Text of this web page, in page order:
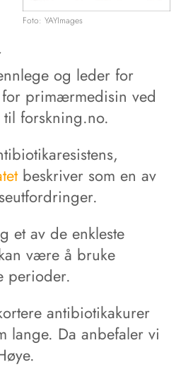
Foto: YAYImages
og leder for
primærmedisin ved
forskning.no.
beskriver som en av
et av de enkleste
være å bruke
perioder.
antibiotikakurer
lange. Da anbefaler vi